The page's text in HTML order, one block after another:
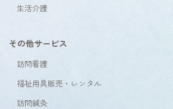
生活介護
その他サービス
訪問看護
福祉用具販売・レンタル
訪問鍼灸